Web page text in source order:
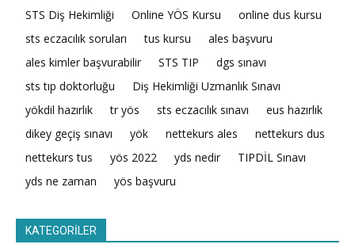
STS Diş Hekimliği
Online YÖS Kursu
online dus kursu
sts eczacılık soruları
tus kursu
ales başvuru
ales kimler başvurabilir
STS TIP
dgs sınavı
sts tıp doktorluğu
Diş Hekimliği Uzmanlık Sınavı
yökdil hazırlık
tr yös sts eczacılık sınavı
eus hazırlık
dikey geçiş sınavı
yök nettekurs ales
nettekurs dus
nettekurs tus
yös 2022 yds nedir
TIPDİL Sınavı
yds ne zaman
yös başvuru
KATEGORİLER